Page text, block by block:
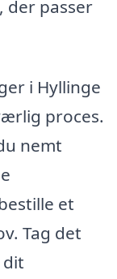
der passer
i Hyllinge
proces.
nemt
et
Tag det